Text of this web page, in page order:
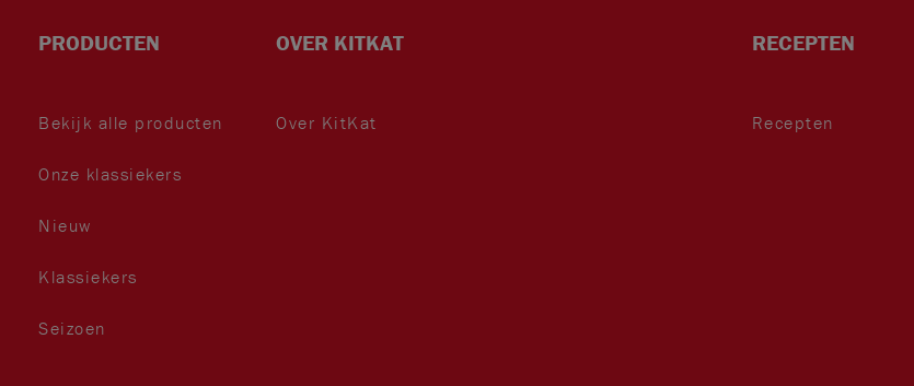
PRODUCTEN
Bekijk alle producten
Onze klassiekers
Nieuw
Klassiekers
Seizoen
OVER KITKAT
Over KitKat
RECEPTEN
Recepten